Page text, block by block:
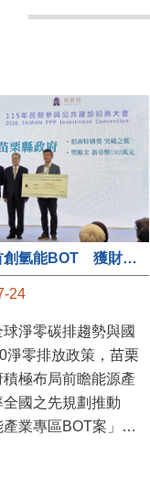
苗栗首創氫能BOT 獲財政部「突破之翼」肯定
24
球淨零碳排趨勢與國
淨零排放政策，苗栗
積極布局前瞻能源產
全國之先規劃推動
產業專區BOT案」，